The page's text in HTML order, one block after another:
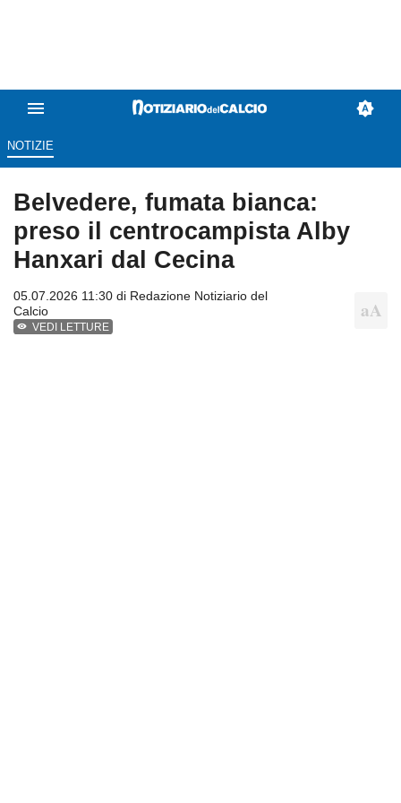
NOTIZIE
Belvedere, fumata bianca:
preso il centrocampista Alby
Hanxari dal Cecina
05.07.2026 11:30 di Redazione Notiziario del
Calcio
VEDI LETTURE